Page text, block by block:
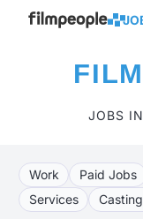
JOBS
Work Paid Jobs
Services